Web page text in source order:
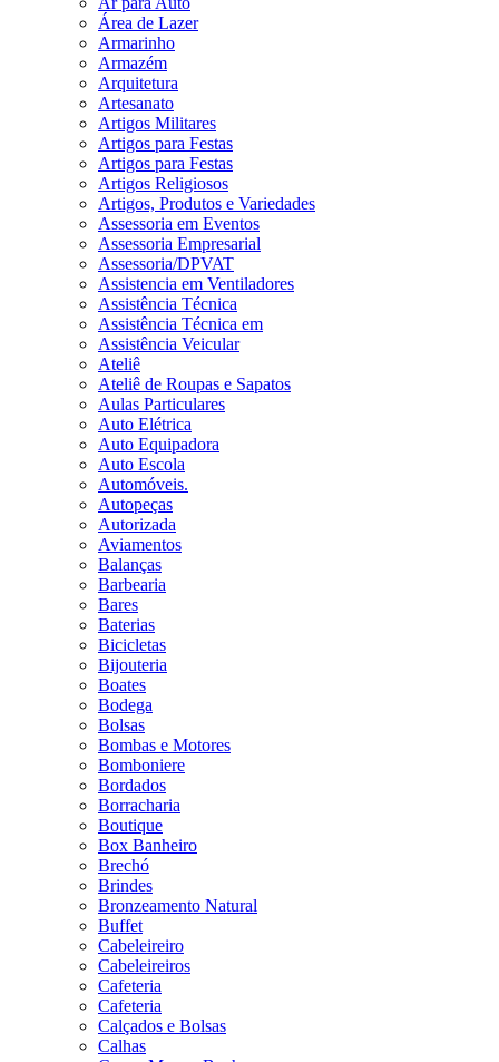
Área de Lazer
Armarinho
Armazém
Arquitetura
Artesanato
Artigos Militares
Artigos para Festas
Artigos para Festas
Artigos Religiosos
Artigos, Produtos e Variedades
Assessoria em Eventos
Assessoria Empresarial
Assessoria/DPVAT
Assistencia em Ventiladores
Assistência Técnica
Assistência Técnica em
Assistência Veicular
Ateliê
Ateliê de Roupas e Sapatos
Aulas Particulares
Auto Elétrica
Auto Equipadora
Auto Escola
Automóveis.
Autopeças
Autorizada
Aviamentos
Balanças
Barbearia
Bares
Baterias
Bicicletas
Bijouteria
Boates
Bodega
Bolsas
Bombas e Motores
Bomboniere
Bordados
Borracharia
Boutique
Box Banheiro
Brechó
Brindes
Bronzeamento Natural
Buffet
Cabeleireiro
Cabeleireiros
Cafeteria
Cafeteria
Calçados e Bolsas
Calhas